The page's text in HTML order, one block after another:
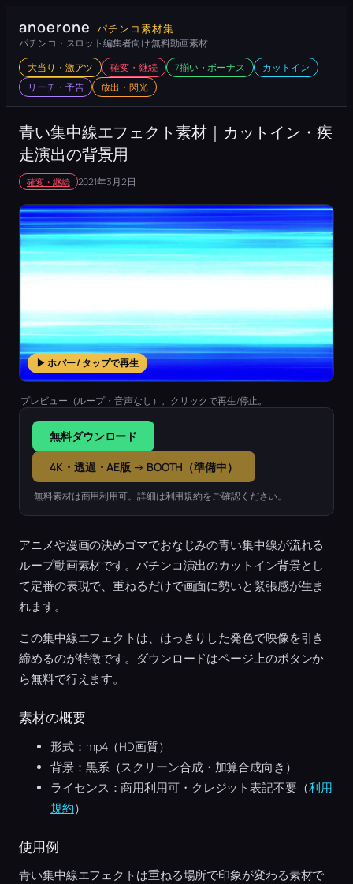
容
ス
キ
プ
anoerone パチンコ素材集
パチンコ・スロット編集者向け 無料動画素材
大当り・激アツ 確変・継続 7揃い・ボーナス
カットイン
リーチ・予告
放出・閃光
青い集中線エフェクト素材｜カットイン・疾
走演出の背景用
確変・継続 2021年3月2日
▶ ホバー / タップで再生
プレビュー（ループ・音声なし）。クリックで再生/停止。
無料ダウンロード
4K・透過・AE版 → BOOTH（準備中）
無料素材は商用利用可。詳細は利用規約をご確認ください。
アニメや漫画の決めゴマでおなじみの青い集中線が流れる
ループ動画素材です。パチンコ演出のカットイン背景とし
て定番の表現で、重ねるだけで画面に勢いと緊張感が生ま
れます。
この集中線エフェクトは、はっきりした発色で映像を引き
締めるのが特徴です。ダウンロードはページ上のボタンか
ら無料で行えます。
素材の概要
形式：mp4（HD画質）
背景：黒系（スクリーン合成・加算合成向き）
ライセンス：商用利用可・クレジット表記不要（利用
規約）
使用例
青い集中線エフェクトは重ねる場所で印象が変わる素材で